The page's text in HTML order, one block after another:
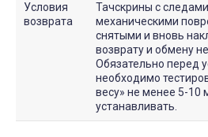
Условия
возврата
Тачскрины с
механическими
снятыми и вновь
возврату и обмену
Обязательно перед
необходимо
весу» не менее 5-10
устанавливать.